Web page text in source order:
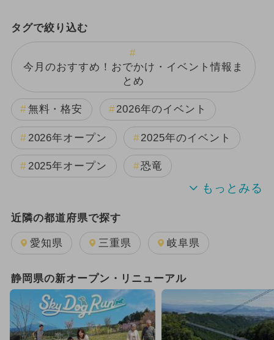
タグで絞り込む
今月のおすすめ！おでかけ・イベント情報ま
とめ
無料・格安 2026年のイベント
2026年オープン 2025年のイベント
2025年オープン 恐竜
2024年のイベント
日帰り GW(ゴールデンウィーク)
2025年11月のイベント
2025年12月のイベント
近隣の都道府県で探す
愛知県 三重県 岐阜県
静岡県の新オープン・リニューアル